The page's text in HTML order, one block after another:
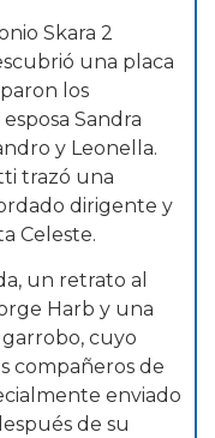
una placa
los
Sandra
y Leonella.
trazó una
dirigente y
Celeste.
un retrato al
Harb y una
cuyo
compañeros de
enviado
de su